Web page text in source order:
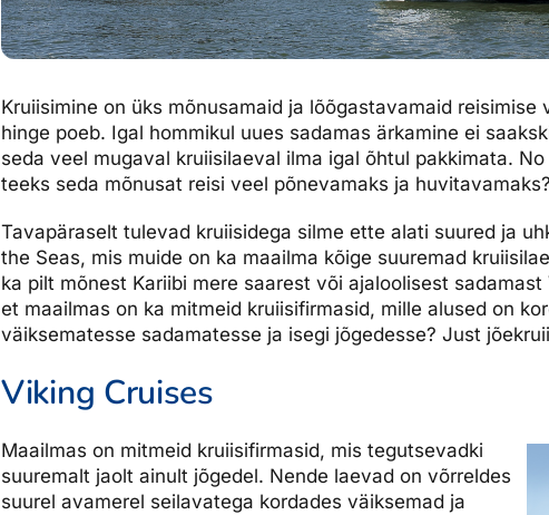
Kruiisimine on üks mõnusamaid ja lõõgastavamaid
hinge poeb. Igal hommikul uues sadamas ärkamine ei
seda veel mugaval kruiisilaeval ilma igal õhtul pakkimata.
teeks seda mõnusat reisi veel põnevamaks ja
Tavapäraselt tulevad kruiisidega silme ette alati suured ja
the Seas, mis muide on ka maailma kõige suuremad
ka pilt mõnest Kariibi mere saarest või ajaloolisest
et maailmas on ka mitmeid kruiisifirmasid, mille alused on
väiksematesse sadamatesse ja isegi jõgedesse? Just
Viking Cruises
Maailmas on mitmeid kruiisifirmasid, mis tegutsevadki
suuremalt jaolt ainult jõgedel. Nende laevad on võrreldes
suurel avamerel seilavatega kordades väiksemad ja